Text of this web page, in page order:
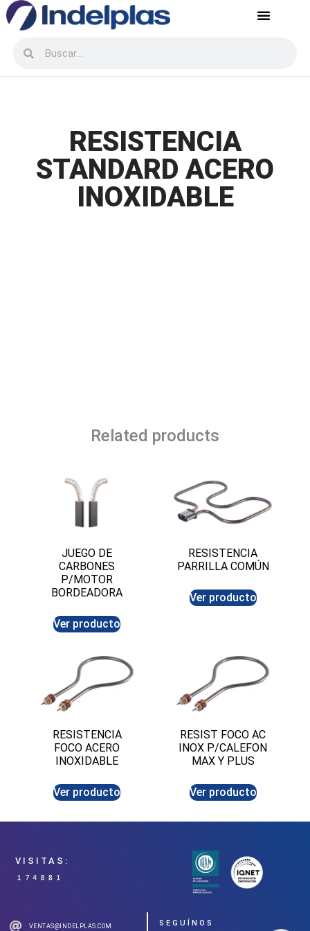
RESISTENCIA
STANDARD ACERO
INOXIDABLE
Related products
JUEGO DE
CARBONES
P/MOTOR
BORDEADORA
Ver producto
RESISTENCIA
PARRILLA COMÚN
Ver producto
RESISTENCIA
FOCO ACERO
INOXIDABLE
Ver producto
RESIST FOCO AC
INOX P/CALEFON
MAX Y PLUS
Ver producto
VISITAS:
VENTAS@INDELPLAS.COM SEGUÍNOS